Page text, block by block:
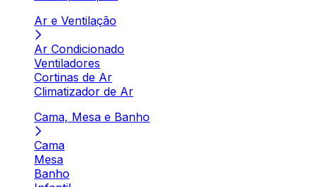
Ar e Ventilação
Ar Condicionado
Ventiladores
Cortinas de Ar
Climatizador de Ar
Cama, Mesa e Banho
Cama
Mesa
Banho